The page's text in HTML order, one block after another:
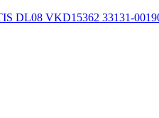
DL08 VKD15362 33131-